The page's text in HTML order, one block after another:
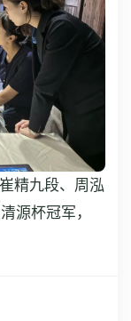
精九段、周泓
源杯冠军，